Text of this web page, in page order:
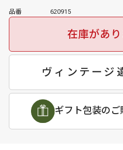
品番 620915
在庫があ
ヴィンテージ
ギフト包装のご